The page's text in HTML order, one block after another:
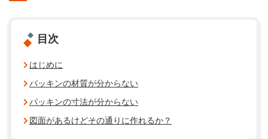
目次
はじめに
パッキンの材質が分からない
パッキンの寸法が分からない
図面があるけどその通りに作れるか？